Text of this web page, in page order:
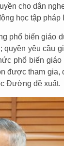
cho dân
học tập pháp
phổ biến giáo
quyền yêu cầu
phổ biến
được tham
Đường đề xuất.